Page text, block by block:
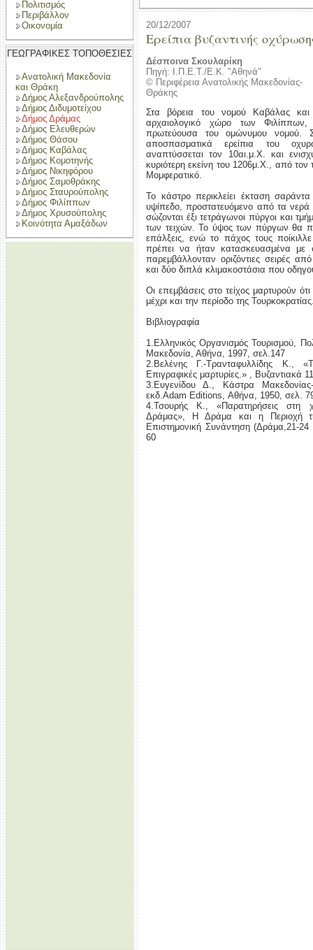
Πολιτισμός
Περιβάλλον
Οικονομία
ΓΕΩΓΡΑΦΙΚΕΣ ΤΟΠΟΘΕΣΙΕΣ
Ανατολική Μακεδονία
και Θράκη
Δήμος Αλεξανδρούπολης
Δήμος Διδυμοτείχου
Δήμος Δράμας
Δήμος Ελευθερών
Δήμος Θάσου
Δήμος Καβάλας
Δήμος Κομοτηνής
Δήμος Νικηφόρου
Δήμος Σαμοθράκης
Δήμος Σταυρούπολης
Δήμος Φιλίππων
Δήμος Χρυσούπολης
Κοινότητα Αμαξάδων
20/12/2007
Ερείπια βυζαντινής
Δέσποινα Σκουλαρίκη
Πηγή: Ι.Π.Ε.Τ./Ε.Κ. "Αθηνά"
© Περιφέρεια Ανατολικής Μακεδονίας-
Θράκης
Στα βόρεια του νομού Καβάλας
αρχαιολογικό χώρο των
πρωτεύουσα του ομώνυμου νομού.
αποσπασματικά ερείπια του
αναπτύσσεται τον 10αι.μ.Χ. και
κυριότερη εκείνη του 1206μ.Χ., από τον
Μομφερατικό.
Το κάστρο περικλείει έκταση
υψίπεδο, προστατευόμενο από τα νερά
σώζονται έξι τετράγωνοι πύργοι και
των τειχών. Το ύψος των πύργων θα
επάλξεις, ενώ το πάχος τους
πρέπει να ήταν κατασκευασμένα με
παρεμβάλλονταν οριζόντιες σειρές
και δύο διπλά κλιμακοστάσια που
Οι επεμβάσεις στο τείχος μαρτυρούν
μέχρι και την περίοδο της
Βιβλιογραφία
1.Ελληνικός Οργανισμός Τουρισμού,
Μακεδονία, Αθήνα, 1997, σελ.147
2.Βελένης Γ.-Τρανταφυλλίδης Κ.,
Επιγραφικές μαρτυρίες.» , Βυζαντιακά
3.Ευγενίδου Δ., Κάστρα
εκδ.Adam Editions, Αθήνα, 1950, σελ.
4.Τσουρής Κ., «Παρατηρήσεις στη
Δράμας», Η Δράμα και η Περιοχή
Επιστημονική Συνάντηση (Δράμα,21-
60